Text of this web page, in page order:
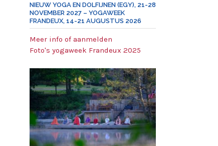
NIEUW YOGA EN DOLFIJNEN (EGY), 21-28
NOVEMBER 2027 – YOGAWEEK
FRANDEUX, 14-21 AUGUSTUS 2026
Meer info of aanmelden
Foto's yogaweek Frandeux 2025